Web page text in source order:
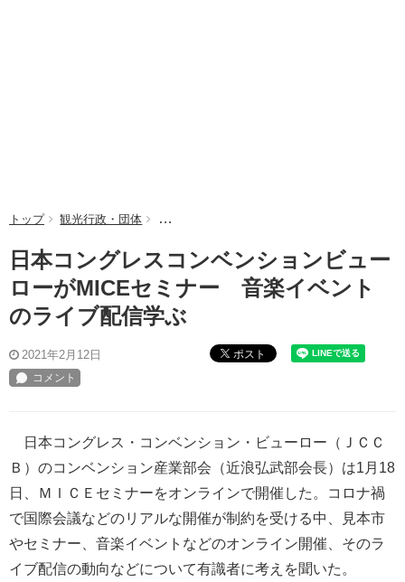
トップ 観光行政・団体 日本コングレスコンベンションビューロー
日本コングレスコンベンションビュー
ローがMICEセミナー 音楽イベント
のライブ配信学ぶ
2021年2月12日 ポスト
日本コングレス・コンベンション・ビューロー（ＪＣＣ
Ｂ）のコンベンション産業部会（近浪弘武部会長）は1月18
日、ＭＩＣＥセミナーをオンラインで開催した。コロナ禍
で国際会議などのリアルな開催が制約を受ける中、見本市
やセミナー、音楽イベントなどのオンライン開催、そのラ
イブ配信の動向などについて有識者に考えを聞いた。